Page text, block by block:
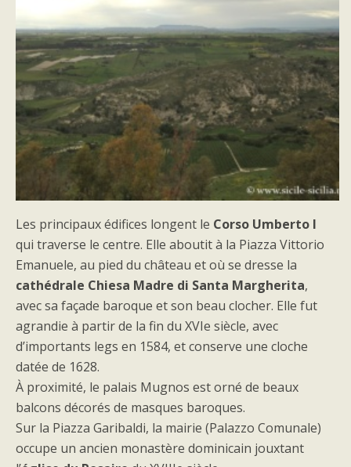
Les principaux édifices longent le Corso Umberto I
qui traverse le centre. Elle aboutit à la Piazza Vittorio
Emanuele, au pied du château et où se dresse la
cathédrale Chiesa Madre di Santa Margherita,
avec sa façade baroque et son beau clocher. Elle fut
agrandie à partir de la fin du XVIe siècle, avec
d’importants legs en 1584, et conserve une cloche
datée de 1628.
À proximité, le palais Mugnos est orné de beaux
balcons décorés de masques baroques.
Sur la Piazza Garibaldi, la mairie (Palazzo Comunale)
occupe un ancien monastère dominicain jouxtant